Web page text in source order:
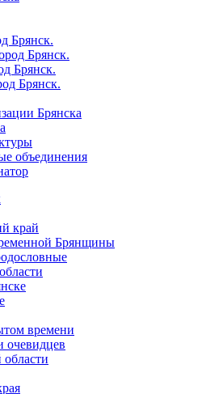
Брянск.
Брянск.
Брянск.
Брянск.
Брянска
объединения
край
Брянщины
времени
очевидцев